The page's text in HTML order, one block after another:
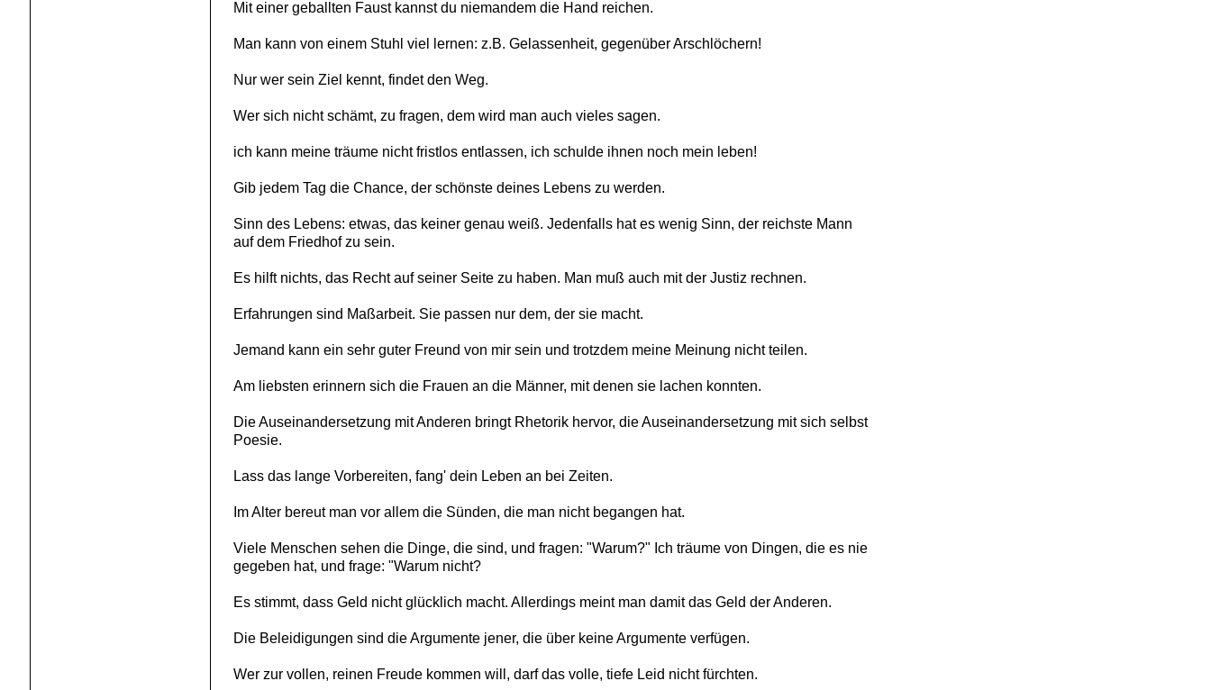
Mit einer geballten Faust kannst du niemandem die Hand reichen.
Man kann von einem Stuhl viel lernen: z.B. Gelassenheit, gegenüber Arschlöchern!
Nur wer sein Ziel kennt, findet den Weg.
Wer sich nicht schämt, zu fragen, dem wird man auch vieles sagen.
ich kann meine träume nicht fristlos entlassen, ich schulde ihnen noch mein leben!
Gib jedem Tag die Chance, der schönste deines Lebens zu werden.
Sinn des Lebens: etwas, das keiner genau weiß. Jedenfalls hat es wenig Sinn, der reichste Mann
auf dem Friedhof zu sein.
Es hilft nichts, das Recht auf seiner Seite zu haben. Man muß auch mit der Justiz rechnen.
Erfahrungen sind Maßarbeit. Sie passen nur dem, der sie macht.
Jemand kann ein sehr guter Freund von mir sein und trotzdem meine Meinung nicht teilen.
Am liebsten erinnern sich die Frauen an die Männer, mit denen sie lachen konnten.
Die Auseinandersetzung mit Anderen bringt Rhetorik hervor, die Auseinandersetzung mit sich selbst
Poesie.
Lass das lange Vorbereiten, fang' dein Leben an bei Zeiten.
Im Alter bereut man vor allem die Sünden, die man nicht begangen hat.
Viele Menschen sehen die Dinge, die sind, und fragen: "Warum?" Ich träume von Dingen, die es nie
gegeben hat, und frage: "Warum nicht?
Es stimmt, dass Geld nicht glücklich macht. Allerdings meint man damit das Geld der Anderen.
Die Beleidigungen sind die Argumente jener, die über keine Argumente verfügen.
Wer zur vollen, reinen Freude kommen will, darf das volle, tiefe Leid nicht fürchten.